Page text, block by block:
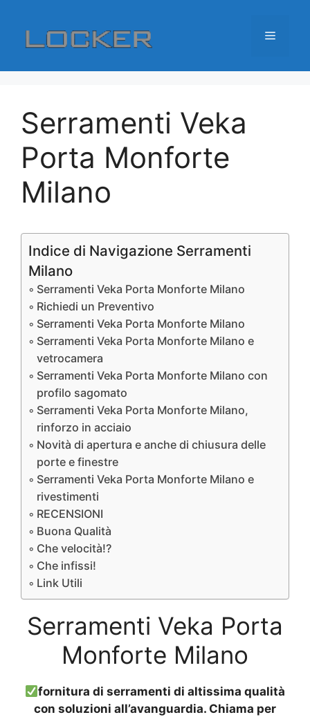
contenuto
Menu
Serramenti Veka
Porta Monforte
Milano
Indice di Navigazione Serramenti
Milano
Serramenti Veka Porta Monforte Milano
Richiedi un Preventivo
Serramenti Veka Porta Monforte Milano
Serramenti Veka Porta Monforte Milano e
vetrocamera
Serramenti Veka Porta Monforte Milano con
profilo sagomato
Serramenti Veka Porta Monforte Milano,
rinforzo in acciaio
Novità di apertura e anche di chiusura delle
porte e finestre
Serramenti Veka Porta Monforte Milano e
rivestimenti
RECENSIONI
Buona Qualità
Che velocità!?
Che infissi!
Link Utili
Serramenti Veka Porta
Monforte Milano
fornitura di serramenti di altissima qualità
con soluzioni all’avanguardia. Chiama per